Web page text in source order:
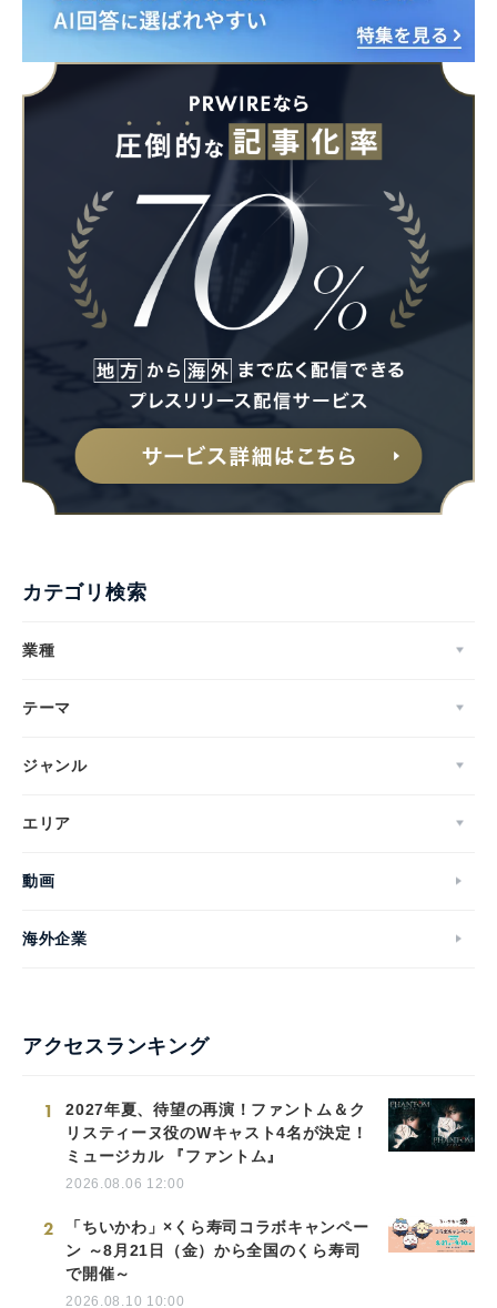
カテゴリ検索
業種
テーマ
ジャンル
エリア
動画
海外企業
アクセスランキング
1
2027年夏、待望の再演！ファントム＆ク
リスティーヌ役のWキャスト4名が決定！
ミュージカル 『ファントム』
2026.08.06 12:00
2
「ちいかわ」×くら寿司コラボキャンペー
ン ～8月21日（金）から全国のくら寿司
で開催～
2026.08.10 10:00